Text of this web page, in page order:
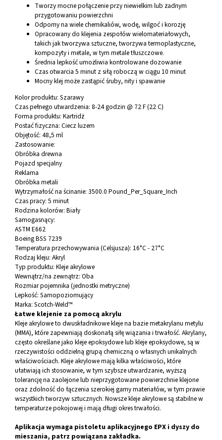
Tworzy mocne połączenie przy niewielkim lub żadnym
przygotowaniu powierzchni
Odporny na wiele chemikaliów, wodę, wilgoć i korozję
Opracowany do klejenia zespołów wielomateriałowych,
takich jak tworzywa sztuczne, tworzywa termoplastyczne,
kompozyty i metale, w tym metale tłuszczowe.
Średnia lepkość umożliwia kontrolowane dozowanie
Czas otwarcia 5 minut z siłą roboczą w ciągu 10 minut
Mocny klej może zastąpić śruby, nity i spawanie
Kolor produktu: Szarawy
Czas pełnego utwardzenia: 8-24 godzin @ 72 F (22 C)
Forma produktu: Kartridż
Postać fizyczna: Ciecz luzem
Objętość: 48,5 ml
Zastosowanie:
Obróbka drewna
Pojazd specjalny
Reklama
Obróbka metali
Wytrzymałość na ścinanie: 3500.0 Pound_Per_Square_Inch
Czas pracy: 5 minut
Rodzina kolorów: Biały
Samogasnący:
ASTM E662
Boeing BSS 7239
Temperatura przechowywania (Celsjusza): 16°C - 27°C
Rodzaj kleju: Akryl
Typ produktu: Kleje akrylowe
Wewnątrz/na zewnątrz: Oba
Rozmiar pojemnika (jednostki metryczne)
Lepkość: Samopoziomujący
Marka: Scotch-Weld™
Łatwe klejenie za pomocą akrylu
Kleje akrylowe to dwuskładnikowe kleje na bazie metakrylanu metylu
(MMA), które zapewniają doskonałą siłę wiązania i trwałość. Akrylany,
często określane jako kleje epoksydowe lub kleje epoksydowe, są w
rzeczywistości oddzielną grupą chemiczną o własnych unikalnych
właściwościach. Kleje akrylowe mają kilka właściwości, które
ułatwiają ich stosowanie, w tym szybsze utwardzanie, wyższą
tolerancję na zaolejone lub nieprzygotowane powierzchnie klejone
oraz zdolność do łączenia szerokiej gamy materiałów, w tym prawie
wszystkich tworzyw sztucznych. Nowsze kleje akrylowe są stabilne w
temperaturze pokojowej i mają długi okres trwałości.
Aplikacja wymaga pistoletu aplikacyjnego EPX i dyszy do
mieszania, patrz powiązana zakładka.